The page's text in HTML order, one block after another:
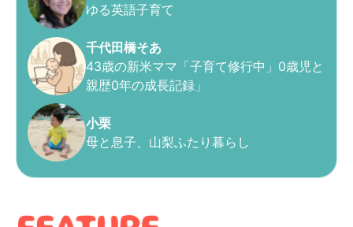
ゆる英語子育て
千代田橋そあ
43歳の新米ママ「子育て修行中」0歳児と
親歴0年の成長記録」
小栗
母と息子、山梨ふたり暮らし